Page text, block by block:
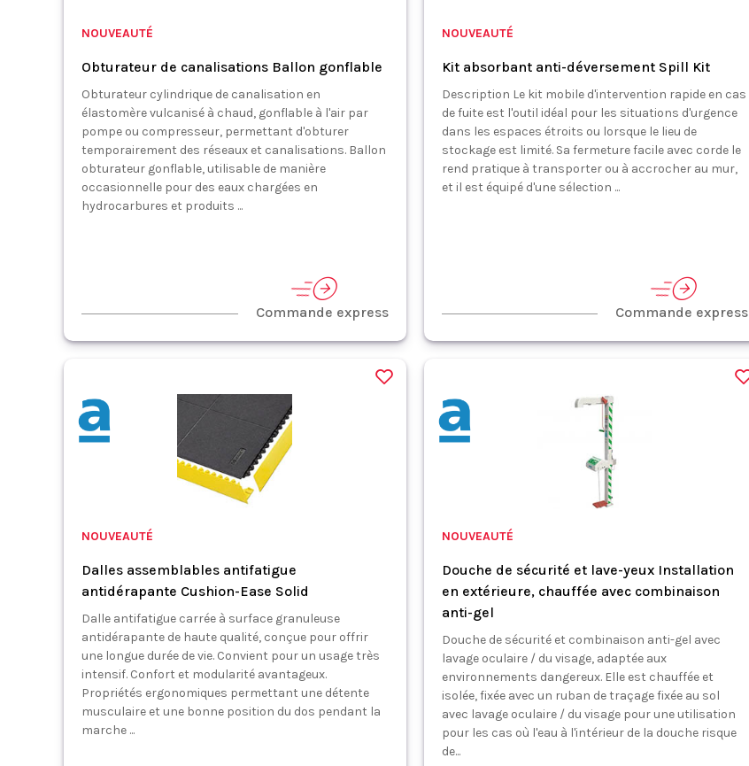
NOUVEAUTÉ
Obturateur de canalisations Ballon gonflable
Obturateur cylindrique de canalisation en
élastomère vulcanisé à chaud, gonflable à l'air par
pompe ou compresseur, permettant d'obturer
temporairement des réseaux et canalisations. Ballon
obturateur gonflable, utilisable de manière
occasionnelle pour des eaux chargées en
hydrocarbures et produits ...
Commande express
NOUVEAUTÉ
Kit absorbant anti-déversement Spill Kit
Description Le kit mobile d'intervention rapide en cas
de fuite est l'outil idéal pour les situations d'urgence
dans les espaces étroits ou lorsque le lieu de
stockage est limité. Sa fermeture facile avec corde le
rend pratique à transporter ou à accrocher au mur,
et il est équipé d'une sélection ...
Commande express
NOUVEAUTÉ
Dalles assemblables antifatigue
antidérapante Cushion-Ease Solid
Dalle antifatigue carrée à surface granuleuse
antidérapante de haute qualité, conçue pour offrir
une longue durée de vie. Convient pour un usage très
intensif. Confort et modularité avantageux.
Propriétés ergonomiques permettant une détente
musculaire et une bonne position du dos pendant la
marche ...
NOUVEAUTÉ
Douche de sécurité et lave-yeux Installation
en extérieure, chauffée avec combinaison
anti-gel
Douche de sécurité et combinaison anti-gel avec
lavage oculaire / du visage, adaptée aux
environnements dangereux. Elle est chauffée et
isolée, fixée avec un ruban de traçage fixée au sol
avec lavage oculaire / du visage pour une utilisation
pour les cas où l'eau à l'intérieur de la douche risque
de...